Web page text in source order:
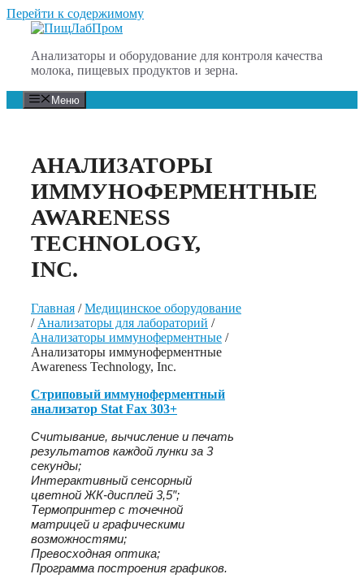
Перейти к содержимому
Анализаторы и оборудование для контроля качества
молока, пищевых продуктов и зерна.
Меню
АНАЛИЗАТОРЫ
ИММУНОФЕРМЕНТНЫЕ
AWARENESS
TECHNOLOGY,
INC.
Главная /Медицинское оборудование
/ Анализаторы для лабораторий /
Анализаторы иммуноферментные /
Анализаторы иммуноферментные
Awareness Technology, Inc.
Стриповый иммуноферментный
анализатор Stat Fax 303+
Считывание, вычисление и печать
результатов каждой лунки за 3
секунды;
Интерактивный сенсорный
цветной ЖК-дисплей 3,5″;
Термопринтер с точечной
матрицей и графическими
возможностями;
Превосходная оптика;
Программа построения графиков.